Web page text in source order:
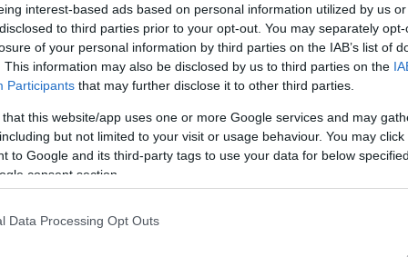
interest-based ads based on personal information utilized by us
to third parties prior to your opt-out. You may separately
of your personal information by third parties on the IAB’s list of
This information may also be disclosed by us to third parties on the
Participants that may further disclose it to other third parties.
that this website/app uses one or more Google services and may
but not limited to your visit or usage behaviour. You may
to Google and its third-party tags to use your data for below
consent section.
Data Processing Opt Outs
nella rivincita della finale-maratona andata in
stampa dell'immediato post partita Djokovic,
della netta superiorità mostrata dal
di un problema fisico che ne ha
molto bene in campo, ma non voglio
non essere riuscito a giocare al meglio", ha
per un'altra grande prestazione. Tutto
deluso perché non sono riuscito a muovermi
ha poi analizzato i motivi della sua sconfitta: